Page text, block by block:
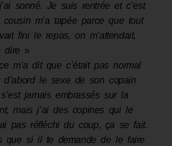
sonné. Je suis rentrée et c’est
m’a tapée parce que tout
fini le repas, on m’attendait,
dire »
m’a dit que c’était pas normal
d’abord le sexe de son copain
jamais embrassés sur la
mais j’ai des copines qui le
pas réfléchi du coup, ça se fait.
que si il te demande de le faire